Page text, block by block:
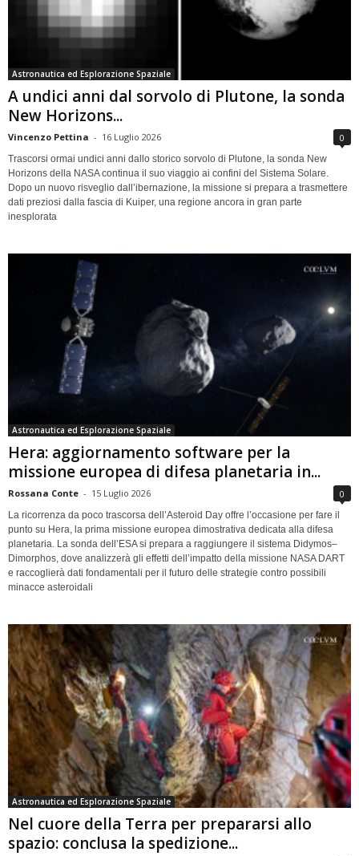
Astronautica ed Esplorazione Spaziale
A undici anni dal sorvolo di Plutone, la sonda
New Horizons...
Vincenzo Pettina - 16 Luglio 2026 0
Trascorsi ormai undici anni dallo storico sorvolo di Plutone, la sonda New
Horizons della NASA continua il suo viaggio ai confini del Sistema Solare.
Dopo un nuovo risveglio dall’ibernazione, la missione si prepara a trasmettere
dati preziosi dalla fascia di Kuiper, una regione ancora in gran parte
inesplorata
Astronautica ed Esplorazione Spaziale
Hera: aggiornamento software per la
missione europea di difesa planetaria in...
Rossana Conte - 15 Luglio 2026 0
La ricorrenza da poco trascorsa dell’Asteroid Day offre l’occasione per fare il
punto su Hera, la prima missione europea dimostrativa dedicata alla difesa
planetaria. La sonda dell’ESA si prepara a raggiungere il sistema Didymos–
Dimorphos, dove analizzerà gli effetti dell’impatto della missione NASA DART
e raccoglierà dati fondamentali per il futuro delle strategie contro possibili
minacce asteroidali
Astronautica ed Esplorazione Spaziale
Nel cuore della Terra per prepararsi allo
spazio: conclusa la spedizione...